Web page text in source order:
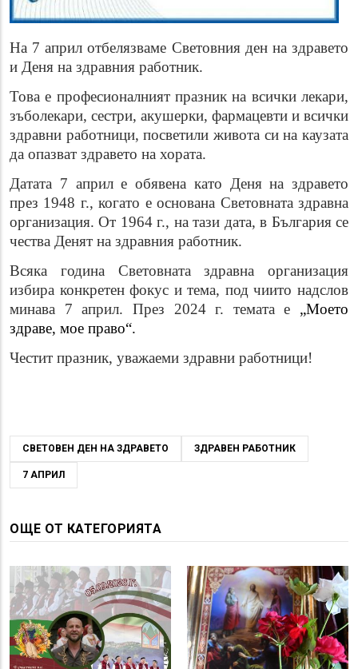
На 7 април отбелязваме Световния ден на здравето
и Деня на здравния работник.
Това е професионалният празник на всички лекари,
зъболекари, сестри, акушерки, фармацевти и всички
здравни работници, посветили живота си на каузата
да опазват здравето на хората.
Датата 7 април е обявена като Деня на здравето
през 1948 г., когато е основана Световната здравна
организация. От 1964 г., на тази дата, в България се
чества Денят на здравния работник.
Всяка година Световната здравна организация
избира конкретен фокус и тема, под чиито надслов
минава 7 април. През 2024 г. темата е „Моето
здраве, мое право“.
Честит празник, уважаеми здравни работници!
СВЕТОВЕН ДЕН НА ЗДРАВЕТО ЗДРАВЕН РАБОТНИК
7 АПРИЛ
ОЩЕ ОТ КАТЕГОРИЯТА